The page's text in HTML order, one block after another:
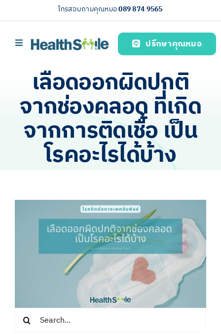
to
โทรสอบถามคุณหมอ089 874 9565
Toggle
บริการของเรา (Our services)
ความรู้สุขภาพ
เกี่ยวกับเรา
ปรึกษาคุณหมอ
เลือดออกผิดปกติ
จากช่องคลอด ที่เกิด
จากการติดเชื้อ เป็น
โรคอะไรได้บ้าง
Search
for: